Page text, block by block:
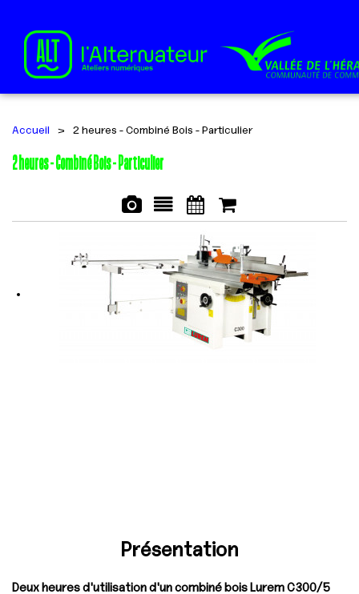
Accueil > 2 heures - Combiné Bois - Particulier
2 heures - Combiné Bois - Particulier
Présentation
Deux heures d'utilisation d'un combiné bois Lurem C300/5